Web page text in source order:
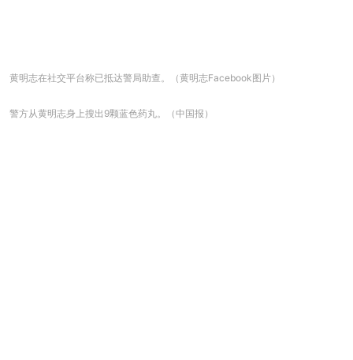
黄明志在社交平台称已抵达警局助查。（黄明志Facebook图片）
警方从黄明志身上搜出9颗蓝色药丸。（中国报）